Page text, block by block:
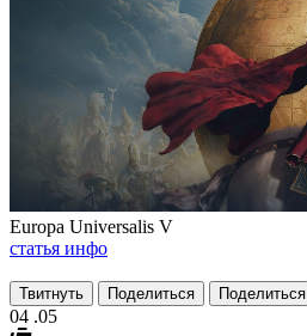
Europa Universalis V
статья инфо
Твитнуть Поделиться Поделиться
04 .05